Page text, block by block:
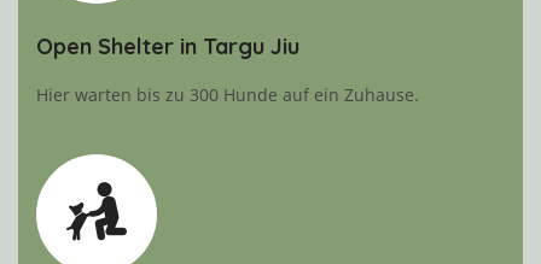
Open Shelter in Targu Jiu
Hier warten bis zu 300 Hunde auf ein Zuhause.